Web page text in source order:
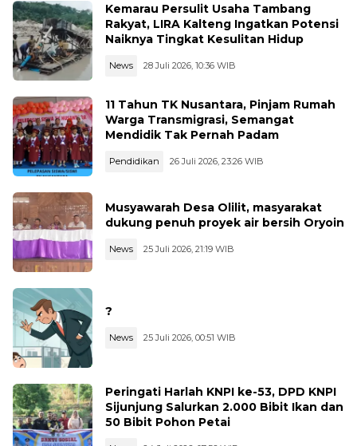
Kemarau Persulit Usaha Tambang
Rakyat, LIRA Kalteng Ingatkan Potensi
Naiknya Tingkat Kesulitan Hidup
News 28 Juli 2026, 10:36 WIB
11 Tahun TK Nusantara, Pinjam Rumah
Warga Transmigrasi, Semangat
Mendidik Tak Pernah Padam
Pendidikan 26 Juli 2026, 23:26 WIB
Musyawarah Desa Olilit, masyarakat
dukung penuh proyek air bersih Oryoin
News 25 Juli 2026, 21:19 WIB
?
News 25 Juli 2026, 00:51 WIB
Peringati Harlah KNPI ke-53, DPD KNPI
Sijunjung Salurkan 2.000 Bibit Ikan dan
50 Bibit Pohon Petai